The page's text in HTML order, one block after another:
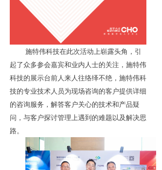
施特伟科技在此次活动上崭露头角，引
起了众多参会嘉宾和业内人士的关注，施特伟
科技的展示台前人来人往络绎不绝，施特伟科
技的专业技术人员为现场咨询的客户提供详细
的咨询服务，解答客户关心的技术和产品疑
问，与客户探讨管理上遇到的难题以及解决思
路。